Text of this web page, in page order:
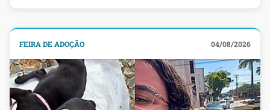
FEIRA DE ADOÇÃO 04/08/2026